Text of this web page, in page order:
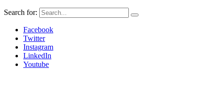
Search for:
Facebook
Twitter
Instagram
LinkedIn
Youtube